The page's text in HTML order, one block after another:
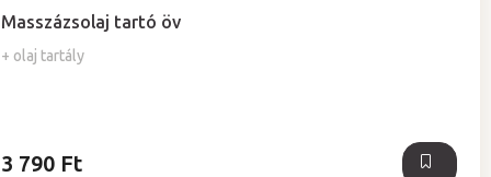
Masszázsolaj tartó öv
+ olaj tartály
átlagos
értékelése
3 790 Ft